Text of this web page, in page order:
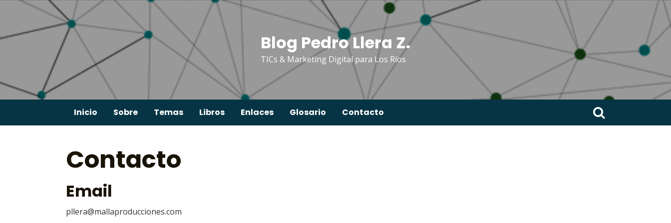
content
Blog Pedro Llera Z.
TICs & Marketing Digital para Los Ríos
Inicio Sobre Temas Libros Enlaces Glosario Contacto
Buscar:
Contacto
Email
pllera@mallaproducciones.com